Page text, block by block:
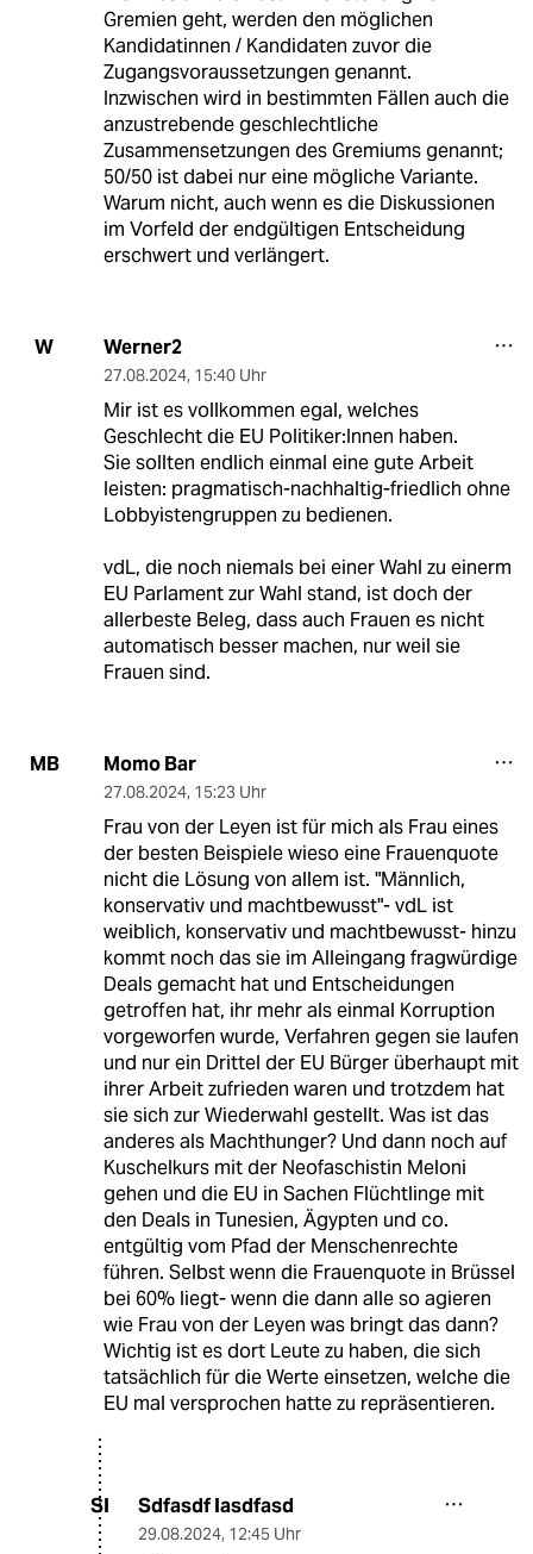
Gremien geht, werden den möglichen
Kandidatinnen / Kandidaten zuvor die
Zugangsvoraussetzungen genannt.
Inzwischen wird in bestimmten Fällen auch die
anzustrebende geschlechtliche
Zusammensetzungen des Gremiums genannt;
50/50 ist dabei nur eine mögliche Variante.
Warum nicht, auch wenn es die Diskussionen
im Vorfeld der endgültigen Entscheidung
erschwert und verlängert.
W Werner2
27.08.2024, 15:40 Uhr
Mir ist es vollkommen egal, welches
Geschlecht die EU Politiker:Innen haben.
Sie sollten endlich einmal eine gute Arbeit
leisten: pragmatisch-nachhaltig-friedlich ohne
Lobbyistengruppen zu bedienen.
vdL, die noch niemals bei einer Wahl zu einerm
EU Parlament zur Wahl stand, ist doch der
allerbeste Beleg, dass auch Frauen es nicht
automatisch besser machen, nur weil sie
Frauen sind.
MB Momo Bar
27.08.2024, 15:23 Uhr
Frau von der Leyen ist für mich als Frau eines
der besten Beispiele wieso eine Frauenquote
nicht die Lösung von allem ist. "Männlich,
konservativ und machtbewusst"- vdL ist
weiblich, konservativ und machtbewusst- hinzu
kommt noch das sie im Alleingang fragwürdige
Deals gemacht hat und Entscheidungen
getroffen hat, ihr mehr als einmal Korruption
vorgeworfen wurde, Verfahren gegen sie laufen
und nur ein Drittel der EU Bürger überhaupt mit
ihrer Arbeit zufrieden waren und trotzdem hat
sie sich zur Wiederwahl gestellt. Was ist das
anderes als Machthunger? Und dann noch auf
Kuschelkurs mit der Neofaschistin Meloni
gehen und die EU in Sachen Flüchtlinge mit
den Deals in Tunesien, Ägypten und co.
entgültig vom Pfad der Menschenrechte
führen. Selbst wenn die Frauenquote in Brüssel
bei 60% liegt- wenn die dann alle so agieren
wie Frau von der Leyen was bringt das dann?
Wichtig ist es dort Leute zu haben, die sich
tatsächlich für die Werte einsetzen, welche die
EU mal versprochen hatte zu repräsentieren.
SI Sdfasdf Iasdfasd
29.08.2024, 12:45 Uhr